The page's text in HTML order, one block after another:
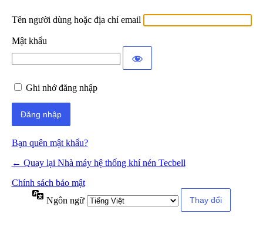
Tên người dùng hoặc địa chỉ email
Mật khẩu
Ghi nhớ đăng nhập
Bạn quên mật khẩu?
← Quay lại Nhà máy hệ thống khí nén Tecbell
Chính sách bảo mật
Ngôn ngữ